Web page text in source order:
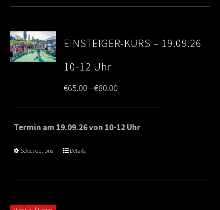
EINSTEIGER-KURS – 19.09.26
10-12 Uhr
€65.00–€80.00
range:
€65.00
Termin am 19.09.26 von 10-12 Uhr
Select options Details